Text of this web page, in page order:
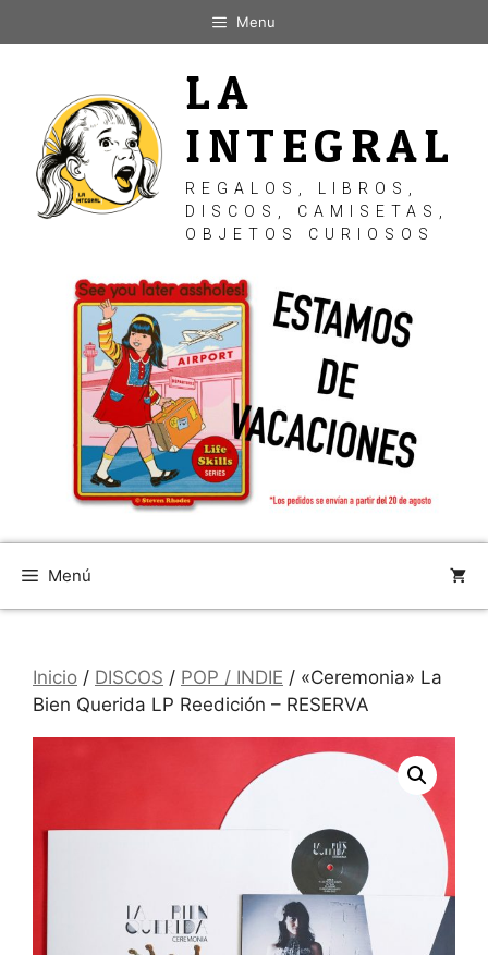
al
Menu
LA
INTEGRAL
REGALOS, LIBROS,
DISCOS, CAMISETAS,
OBJETOS CURIOSOS
Menú
Inicio / DISCOS / POP / INDIE / «Ceremonia» La
Bien Querida LP Reedición – RESERVA